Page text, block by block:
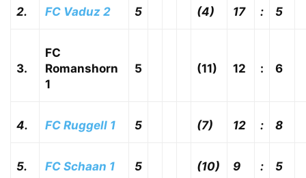
2. FC Vaduz 2 5 (4) 17 : 5
3.
FC
Romanshorn
1
5 (11) 12 : 6
4. FC Ruggell 1 5 (7) 12 : 8
5. FC Schaan 1 5 (10) 9 : 5